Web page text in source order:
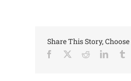
Share This Story,
Facebook Reddit